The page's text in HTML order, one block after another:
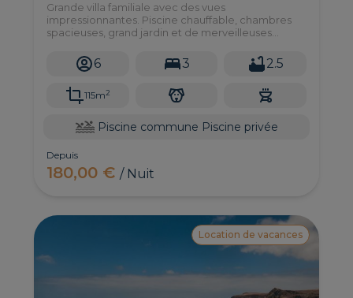
Grande villa familiale avec des vues
impressionnantes. Piscine chauffable, chambres
spacieuses, grand jardin et de merveilleuses
6 3 2.5
115m2
Piscine commune Piscine privée
Depuis
180,00 €/ Nuit
Location de vacances